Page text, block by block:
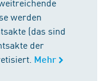
werden
(das sind
der
Mehr